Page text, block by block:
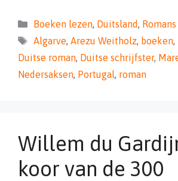
Categorieën
Boeken lezen, Duitsland, Romans
Tags
Algarve, Arezu Weitholz, boeken,
Duitse roman, Duitse schrijfster,
Nedersaksen, Portugal, roman
Willem du
koor van de 300